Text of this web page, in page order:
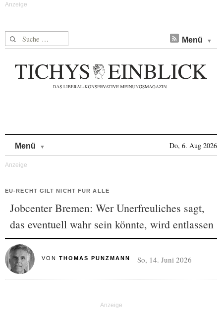
Suche nach: Menü
Menü Do, 6. Aug 2026
EU-RECHT GILT NICHT FÜR ALLE
Jobcenter Bremen: Wer Unerfreuliches sagt,
das eventuell wahr sein könnte, wird entlassen
VON THOMAS PUNZMANN So, 14. Juni 2026